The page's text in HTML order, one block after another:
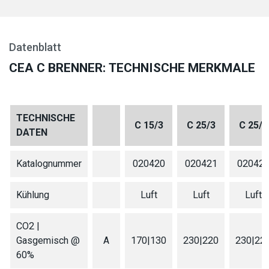
Datenblatt
CEA C BRENNER: TECHNISCHE MERKMALE
TECHNISCHE
DATEN
C 15/3 C 25/3 C 25/4
Katalognummer 020420 020421 020422
Kühlung Luft Luft Luft
CO2 |
Gasgemisch @
60%
A 170|130 230|220